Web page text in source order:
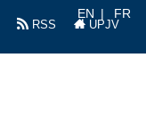
RSS UPJV
EN FR